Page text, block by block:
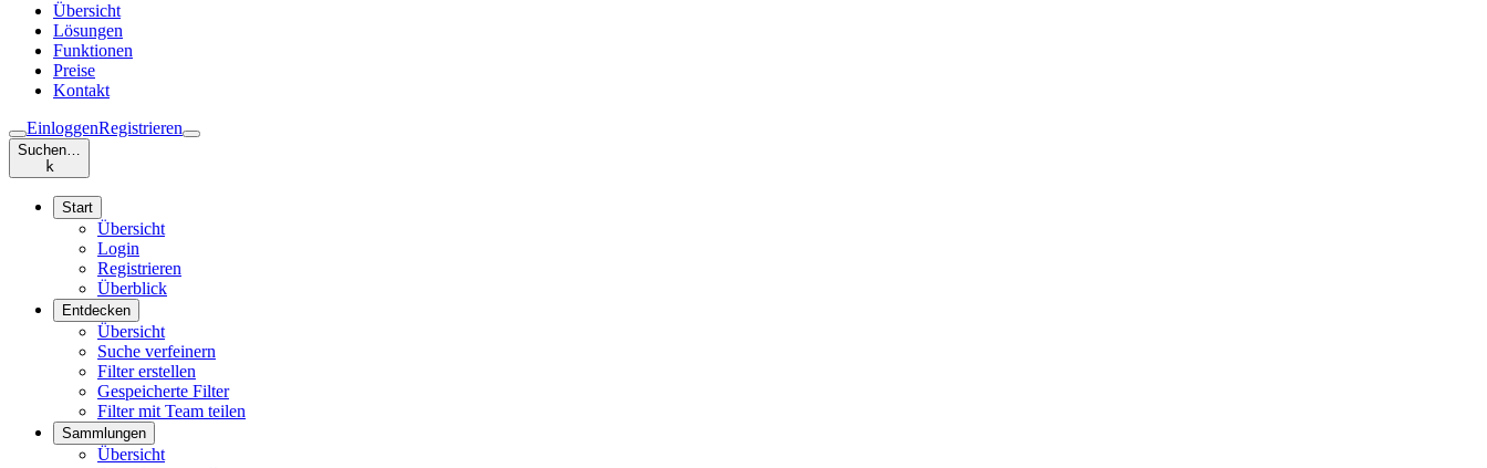
Übersicht
Lösungen
Funktionen
Preise
Kontakt
EinloggenRegistrieren
Suchen…
k
Start
Übersicht
Login
Registrieren
Überblick
Entdecken
Übersicht
Suche verfeinern
Filter erstellen
Gespeicherte Filter
Filter mit Team teilen
Sammlungen
Übersicht